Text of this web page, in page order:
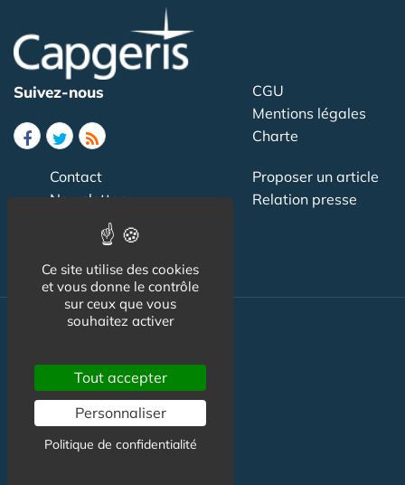
Suivez-nous
CGU
Mentions légales
Charte
Contact
Newsletter
Proposer un article
Relation presse
Maisons de retraite
Résidences Service
Liens Utiles
Ce site utilise des cookies
et vous donne le contrôle
sur ceux que vous
souhaitez activer
Tout accepter
Personnaliser
Politique de confidentialité